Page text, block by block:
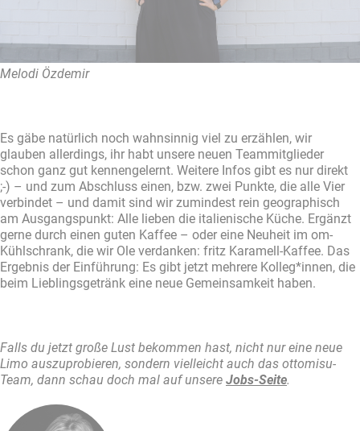
Melodi Özdemir
Es gäbe natürlich noch wahnsinnig viel zu erzählen, wir
glauben allerdings, ihr habt unsere neuen Teammitglieder
schon ganz gut kennengelernt. Weitere Infos gibt es nur direkt
;-) – und zum Abschluss einen, bzw. zwei Punkte, die alle Vier
verbindet – und damit sind wir zumindest rein geographisch
am Ausgangspunkt: Alle lieben die italienische Küche. Ergänzt
gerne durch einen guten Kaffee – oder eine Neuheit im om-
Kühlschrank, die wir Ole verdanken: fritz Karamell-Kaffee. Das
Ergebnis der Einführung: Es gibt jetzt mehrere Kolleg*innen, die
beim Lieblingsgetränk eine neue Gemeinsamkeit haben.
Falls du jetzt große Lust bekommen hast, nicht nur eine neue
Limo auszuprobieren, sondern vielleicht auch das ottomisu-
Team, dann schau doch mal auf unsere Jobs-Seite.